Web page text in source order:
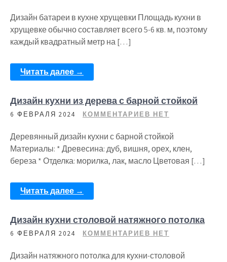
Дизайн батареи в кухне хрущевки Площадь кухни в
хрущевке обычно составляет всего 5-6 кв. м, поэтому
каждый квадратный метр на […]
Читать далее →
Дизайн кухни из дерева с барной стойкой
6 ФЕВРАЛЯ 2024 КОММЕНТАРИЕВ НЕТ
Деревянный дизайн кухни с барной стойкой
Материалы: * Древесина: дуб, вишня, орех, клен,
береза * Отделка: морилка, лак, масло Цветовая […]
Читать далее →
Дизайн кухни столовой натяжного потолка
6 ФЕВРАЛЯ 2024 КОММЕНТАРИЕВ НЕТ
Дизайн натяжного потолка для кухни-столовой